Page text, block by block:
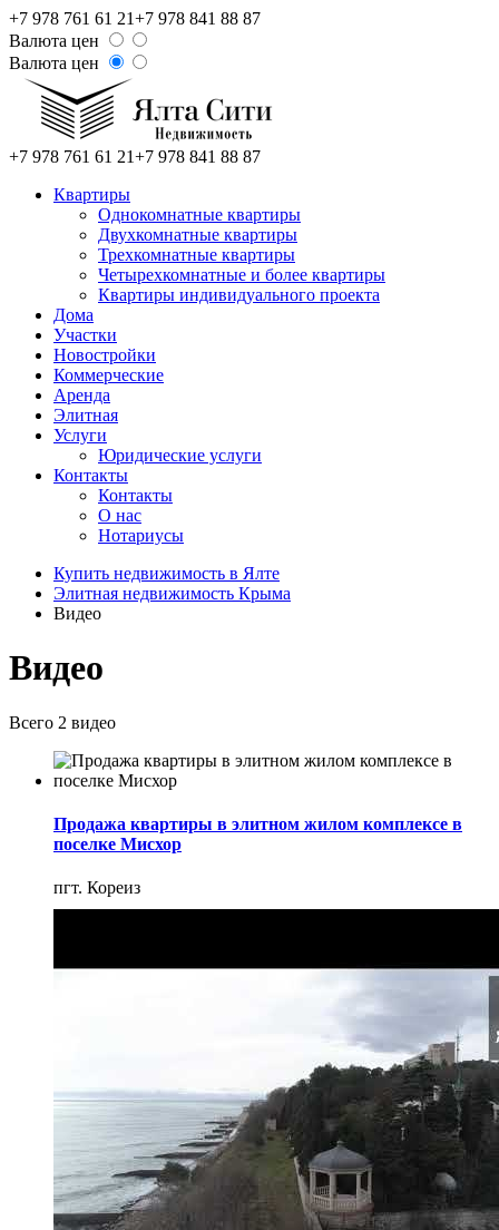
+7 978 761 61 21+7 978 841 88 87
Валюта цен
Валюта цен
+7 978 761 61 21+7 978 841 88 87
Квартиры
Однокомнатные квартиры
Двухкомнатные квартиры
Трехкомнатные квартиры
Четырехкомнатные и более квартиры
Квартиры индивидуального проекта
Дома
Участки
Новостройки
Коммерческие
Аренда
Элитная
Услуги
Юридические услуги
Контакты
Контакты
О нас
Нотариусы
Купить недвижимость в Ялте
Элитная недвижимость Крыма
Видео
Видео
Всего 2 видео
Продажа квартиры в элитном жилом комплексе в
поселке Мисхор
пгт. Кореиз